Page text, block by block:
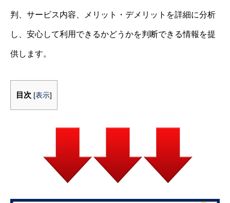
判、サービス内容、メリット・デメリットを詳細に分析
し、安心して利用できるかどうかを判断できる情報を提
供します。
目次 [表示]